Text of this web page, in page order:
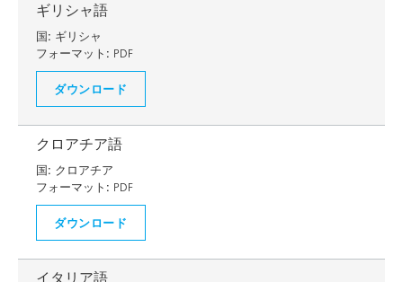
ギリシャ語
国: ギリシャ
フォーマット: PDF
ダウンロード
クロアチア語
国: クロアチア
フォーマット: PDF
ダウンロード
イタリア語